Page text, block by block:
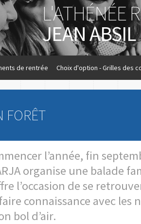
L'ATHÉNÉE
JEAN ABSIL
de rentrée Choix d'option - Grilles des
FORÊT
l’année, fin
organise une balade
l’occasion de se
connaissance avec les
bol d’air.